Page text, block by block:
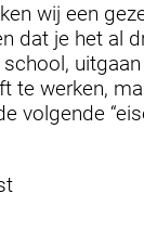
wij een
dat je het al
te werken,
volgende